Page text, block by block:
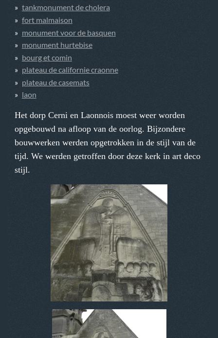
tankmonument de cholera
fort malmaison
monument voor de basquen
monument hurtebise
bourg et comin
plateau de californie craonne
plateau de casemats
laon
Het dorp Cerni en Laonnois moest weer worden
opgebouwd na afloop van de oorlog. Bijzondere
bouwwerken werden opgetrokken in de stijl van de
tijd. We werden getroffen door deze kerk in art deco
stijl.